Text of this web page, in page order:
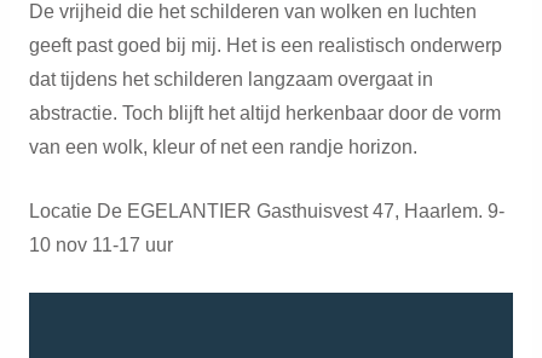
De vrijheid die het schilderen van wolken en luchten
geeft past goed bij mij. Het is een realistisch onderwerp
dat tijdens het schilderen langzaam overgaat in
abstractie. Toch blijft het altijd herkenbaar door de vorm
van een wolk, kleur of net een randje horizon.
Locatie De EGELANTIER Gasthuisvest 47, Haarlem. 9-
10 nov 11-17 uur